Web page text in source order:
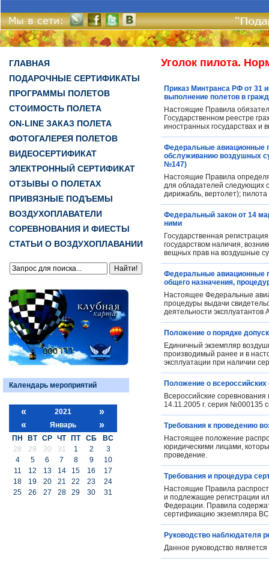
ГЛАВНАЯ
ПОДАРОЧНЫЕ СЕРТИФИКАТЫ
ПРОГРАММЫ ПОЛЕТОВ
СТОИМОСТЬ ПОЛЕТА
ON-LINE ЗАКАЗ ПОЛЕТА
ФОТОГАЛЕРЕЯ ПОЛЕТОВ
ВИДЕОСЕРТИФИКАТ
ЭЛЕКТРОННЫЙ СЕРТИФИКАТ
ОТЗЫВЫ О ПОЛЕТАХ
ПРИВЯЗНЫЕ ПОДЪЕМЫ
ВОЗДУХОПЛАВАТЕЛИ
СОРЕВНОВАНИЯ И ФИЕСТЫ
СТАТЬИ О ВОЗДУХОПЛАВАНИИ
Календарь мероприятий
« 2021
»
«
Январь »
ПН ВТ СР ЧТ ПТ СБ
ВС
28
29 30 31 1 2
3
4
5 6 7 8 9
10
11
12 13 14 15 16
17
18
19 20 21 22 23
24
25
26 27 28 29 30 31
Уголок пилота.
Приказ Минтранса РФ от 31
выполнение полетов в
Настоящие Правила
Государственном реестре
иностранных государствах и
Федеральные авиационные
обслуживанию воздушных
№147)
Настоящие Правила
для обладателей следующих
дирижабль, вертолет); пилота
Федеральный закон от 14
ними
Государственная
государством наличия,
вещных прав на воздушные
Федеральные авиационные
общего назначения,
Настоящее Федеральные
процедуры выдачи
деятельности эксплуатантов
Положение о порядке
Единичный экземпляр
производимый ранее и в
эксплуатации при наличии
Положение о
Всероссийские
14.11.2005 г. серия №000135
Требования к проведению
Настоящее положение
юридическими лицами,
проведение.
Требования и процедура
Настоящие Правила
и подлежащие регистрации
Федерации. Правила
сертификацию экземпляра
Руководство наблюдателя
Данное руководство